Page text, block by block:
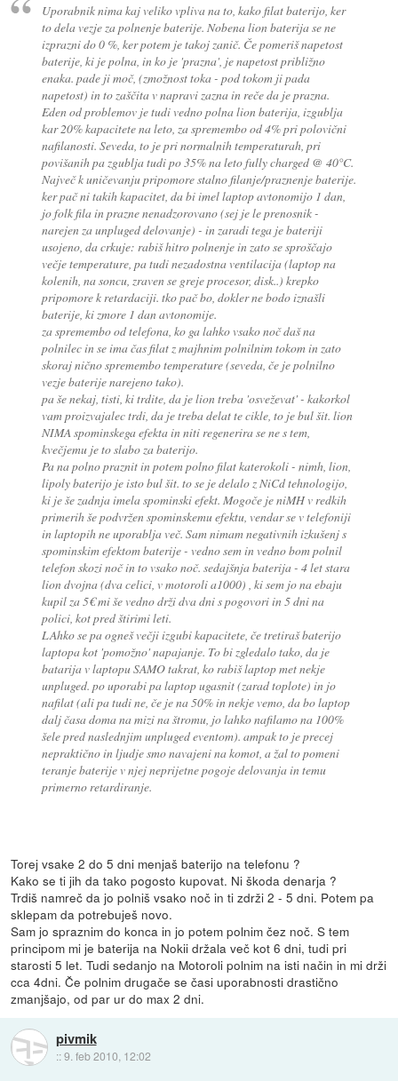
Uporabnik nima kaj veliko vpliva na to, kako filat baterijo, ker
to dela vezje za polnenje baterije. Nobena lion baterija se ne
izprazni do 0 %, ker potem je takoj zanič. Če pomeriš napetost
baterije, ki je polna, in ko je 'prazna', je napetost približno
enaka. pade ji moč, (zmožnost toka - pod tokom ji pada
napetost) in to zaščita v napravi zazna in reče da je prazna.
Eden od problemov je tudi vedno polna lion baterija, izgublja
kar 20% kapacitete na leto, za spremembo od 4% pri polovični
nafilanosti. Seveda, to je pri normalnih temperaturah, pri
povišanih pa zgublja tudi po 35% na leto fully charged @ 40°C.
Največ k uničevanju pripomore stalno filanje/praznenje baterije.
ker pač ni takih kapacitet, da bi imel laptop avtonomijo 1 dan,
jo folk fila in prazne nenadzorovano (sej je le prenosnik -
narejen za unpluged delovanje) - in zaradi tega je bateriji
usojeno, da crkuje: rabiš hitro polnenje in zato se sproščajo
večje temperature, pa tudi nezadostna ventilacija (laptop na
kolenih, na soncu, zraven se greje procesor, disk..) krepko
pripomore k retardaciji. tko pač bo, dokler ne bodo iznašli
baterije, ki zmore 1 dan avtonomije.
za spremembo od telefona, ko ga lahko vsako noč daš na
polnilec in se ima čas filat z majhnim polnilnim tokom in zato
skoraj nično spremembo temperature (seveda, če je polnilno
vezje baterije narejeno tako).
pa še nekaj, tisti, ki trdite, da je lion treba 'osveževat' - kakorkol
vam proizvajalec trdi, da je treba delat te cikle, to je bul šit. lion
NIMA spominskega efekta in niti regenerira se ne s tem,
kvečjemu je to slabo za baterijo.
Pa na polno praznit in potem polno filat katerokoli - nimh, lion,
lipoly baterijo je isto bul šit. to se je delalo z NiCd tehnologijo,
ki je še zadnja imela spominski efekt. Mogoče je niMH v redkih
primerih še podvržen spominskemu efektu, vendar se v telefoniji
in laptopih ne uporablja več. Sam nimam negativnih izkušenj s
spominskim efektom baterije - vedno sem in vedno bom polnil
telefon skozi noč in to vsako noč. sedajšnja baterija - 4 let stara
lion dvojna (dva celici, v motoroli a1000) , ki sem jo na ebaju
kupil za 5€ mi še vedno drži dva dni s pogovori in 5 dni na
polici, kot pred štirimi leti.
LAhko se pa ogneš večji izgubi kapacitete, če tretiraš baterijo
laptopa kot 'pomožno' napajanje. To bi zgledalo tako, da je
batarija v laptopu SAMO takrat, ko rabiš laptop met nekje
unpluged. po uporabi pa laptop ugasnit (zarad toplote) in jo
nafilat (ali pa tudi ne, če je na 50% in nekje vemo, da bo laptop
dalj časa doma na mizi na štromu, jo lahko nafilamo na 100%
šele pred naslednjim unpluged eventom). ampak to je precej
nepraktično in ljudje smo navajeni na komot, a žal to pomeni
teranje baterije v njej neprijetne pogoje delovanja in temu
primerno retardiranje.
Torej vsake 2 do 5 dni menjaš baterijo na telefonu ?
Kako se ti jih da tako pogosto kupovat. Ni škoda denarja ?
Trdiš namreč da jo polniš vsako noč in ti zdrži 2 - 5 dni. Potem pa
sklepam da potrebuješ novo.
Sam jo spraznim do konca in jo potem polnim čez noč. S tem
principom mi je baterija na Nokii držala več kot 6 dni, tudi pri
starosti 5 let. Tudi sedanjo na Motoroli polnim na isti način in mi drži
cca 4dni. Če polnim drugače se časi uporabnosti drastično
zmanjšajo, od par ur do max 2 dni.
pivmik
::9. feb 2010, 12:02